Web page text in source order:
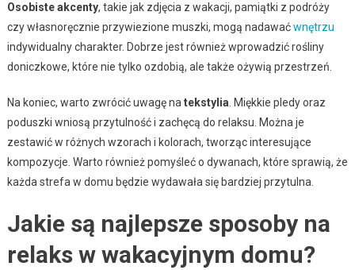
Osobiste akcenty, takie jak zdjęcia z wakacji, pamiątki z podróży
czy własnoręcznie przywiezione muszki, mogą nadawaćwnętrzu
indywidualny charakter. Dobrze jest również wprowadzić rośliny
doniczkowe, które nie tylko ozdobią, ale także ożywią przestrzeń.
Na koniec, warto zwrócić uwagę natekstylia. Miękkie pledy oraz
poduszki wniosą przytulność i zachęcą do relaksu. Można je
zestawić w różnych wzorach i kolorach, tworząc interesujące
kompozycje. Warto również pomyśleć o dywanach, które sprawią, że
każda strefa w domu będzie wydawała się bardziej przytulna.
Jakie są najlepsze sposoby na
relaks w wakacyjnym domu?